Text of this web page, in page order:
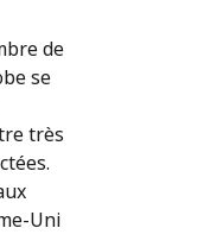
de
se
très
Uni